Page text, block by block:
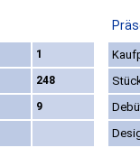
1
248
9